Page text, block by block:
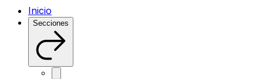
Inicio
Secciones